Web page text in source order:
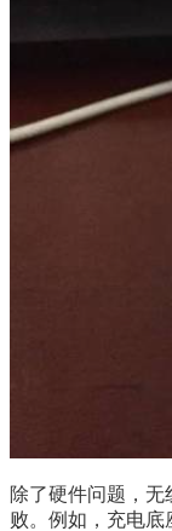
除了硬件问题，
败。例如，充电